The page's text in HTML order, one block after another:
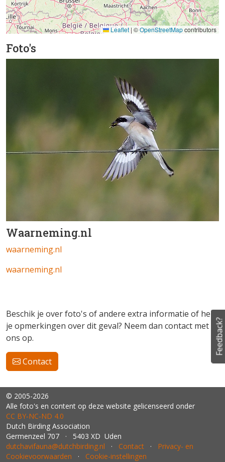
Leaflet| ©OpenStreetMapcontributors
Foto's
Waarneming.nl
waarneming.nl
waarneming.nl
Beschik je over foto's of andere extra informatie of heb
je opmerkingen over dit geval? Neem dan contact met
ons op.
Contact
© 2005-2026
Alle foto's en content op deze website gelicenseerd onder
CC BY‑NC‑ND 4.0
Dutch Birding Association
Germenzeel 707 · 5403 XD Uden
dutchavifauna@dutchbirding.nl · Contact · Privacy- en
Cookievoorwaarden · Cookie-instellingen
Feedback?